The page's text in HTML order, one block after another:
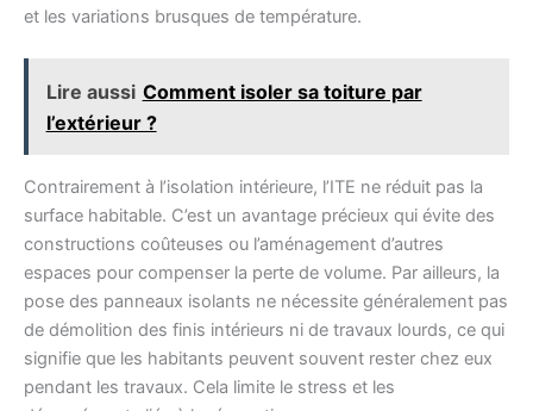
et les variations brusques de température.
Lire aussi Comment isoler sa toiture par
l’extérieur ?
Contrairement à l’isolation intérieure, l’ITE ne réduit pas la
surface habitable. C’est un avantage précieux qui évite des
constructions coûteuses ou l’aménagement d’autres
espaces pour compenser la perte de volume. Par ailleurs, la
pose des panneaux isolants ne nécessite généralement pas
de démolition des finis intérieurs ni de travaux lourds, ce qui
signifie que les habitants peuvent souvent rester chez eux
pendant les travaux. Cela limite le stress et les